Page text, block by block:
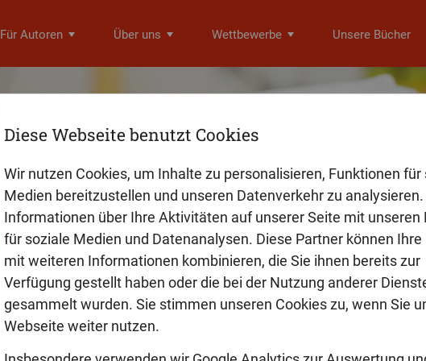
Diese Webseite benutzt Cookies
Wir nutzen Cookies, um Inhalte zu personalisieren, Funktionen für
Medien bereitzustellen und unseren Datenverkehr zu
Informationen über Ihre Aktivitäten auf unserer Seite mit unseren
für soziale Medien und Datenanalysen. Diese Partner können Ihre
mit weiteren Informationen kombinieren, die Sie ihnen bereits zur
Verfügung gestellt haben oder die bei der Nutzung anderer
gesammelt wurden. Sie stimmen unseren Cookies zu, wenn Sie
Webseite weiter nutzen.
Für Autoren Über uns Wettbewerbe Unsere Bücher
Wir machen
Wir helfen Ihnen